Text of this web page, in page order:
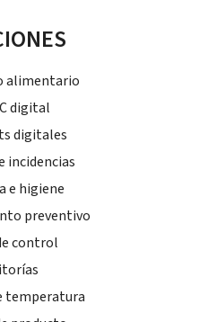
alimentario
digital
digitales
incidencias
e higiene
preventivo
control
temperatura